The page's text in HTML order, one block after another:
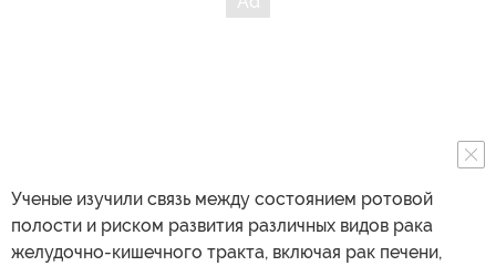
Ученые изучили связь между состоянием ротовой
полости и риском развития различных видов рака
желудочно-кишечного тракта, включая рак печени,